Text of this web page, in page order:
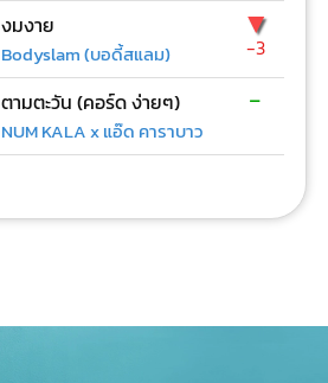
งมงาย
Bodyslam (บอดี้สแลม)
▼
-3
ตามตะวัน (คอร์ด ง่ายๆ)
NUM KALA x แอ๊ด คาราบาว
-